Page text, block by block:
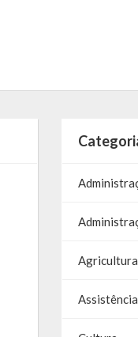
Agricultura